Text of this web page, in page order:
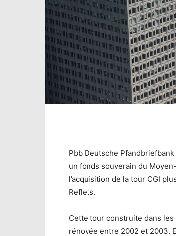
Pbb Deutsche
un fonds souverain du
l’acquisition de la tour CGI
Reflets.
Cette tour construite dans
rénovée entre 2002 et 2003.